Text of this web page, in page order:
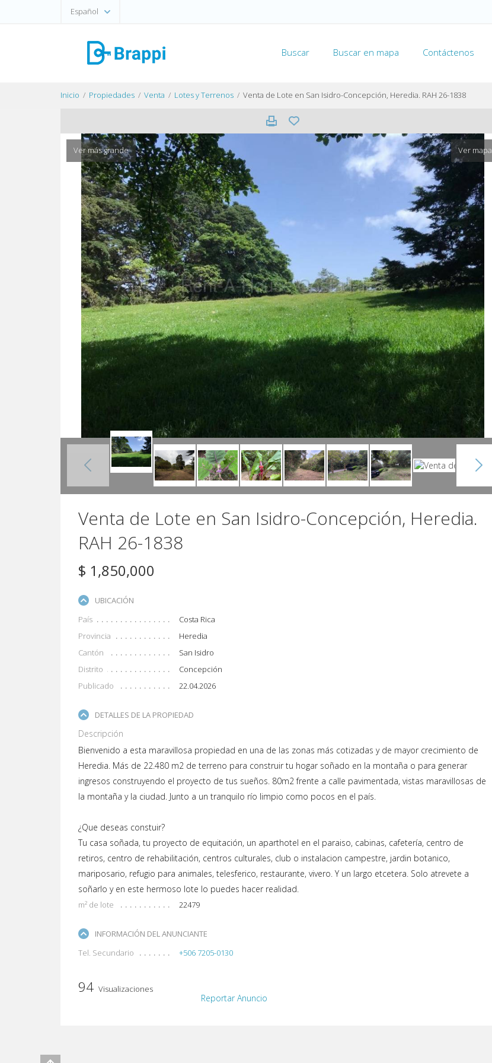
Español
Buscar Buscar en mapa Contáctenos
Inicio Propiedades Venta Lotes y Terrenos Venta de Lote en San Isidro-Concepción, Heredia. RAH 26-1838
Ver más grande Ver mapa
Venta de Lote en San Isidro-Concepción, Heredia.
RAH 26-1838
$ 1,850,000
UBICACIÓN
País
Costa Rica
Provincia
Heredia
Cantón
San Isidro
Distrito
Concepción
Publicado
22.04.2026
DETALLES DE LA PROPIEDAD
Descripción
Bienvenido a esta maravillosa propiedad en una de las zonas más cotizadas y de mayor crecimiento de
Heredia. Más de 22.480 m2 de terreno para construir tu hogar soñado en la montaña o para generar
ingresos construyendo el proyecto de tus sueños. 80m2 frente a calle pavimentada, vistas maravillosas de
la montaña y la ciudad. Junto a un tranquilo río limpio como pocos en el país.
¿Que deseas constuir?
Tu casa soñada, tu proyecto de equitación, un aparthotel en el paraiso, cabinas, cafetería, centro de
retiros, centro de rehabilitación, centros culturales, club o instalacion campestre, jardin botanico,
mariposario, refugio para animales, telesferico, restaurante, vivero. Y un largo etcetera. Solo atrevete a
soñarlo y en este hermoso lote lo puedes hacer realidad.
m² de lote 22479
INFORMACIÓN DEL ANUNCIANTE
Tel. Secundario
+506 7205-0130
Reportar Anuncio
94 Visualizaciones